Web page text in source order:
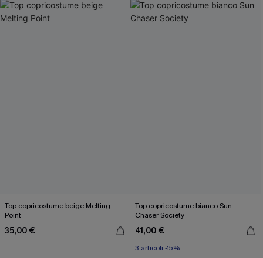
Top copricostume beige Melting
Point
35,00 €
Top copricostume bianco Sun
Chaser Society
41,00 €
3 articoli -15%